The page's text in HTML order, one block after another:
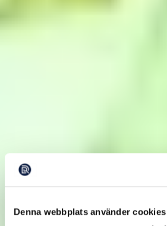
Denna webbplats använder cookies